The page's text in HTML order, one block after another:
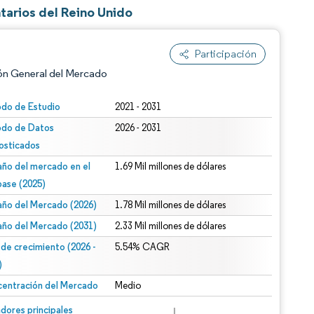
del Reino Unido
Participación
General del Mercado
de Estudio 2021 - 2031
de Datos
2026 - 2031
del mercado en el
(2025)
1.69 Mil millones de dólares
del Mercado (2026) 1.78 Mil millones de dólares
del Mercado (2031) 2.33 Mil millones de dólares
de crecimiento (2026 -
5.54% CAGR
del Mercado Medio
principales
© Mordor Intelligence. El uso requiere atribución según CC BY 4.0.
CC BY 4.0.